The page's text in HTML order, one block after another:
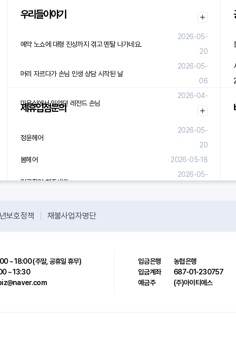
우리들이야기
예약 노쇼에 대형 진상까지 겪고 멘탈 나가네요.
2026-05-
20
머리 자르다가 손님 인생 상담 시작된 날
2026-05-
06
미용실에서 있었던 레전드 손님
2026-04-
29
제휴입점문의
정윤헤어
2026-05-
20
봄헤어
2026-05-18
입금확인 해주세요.
2026-05-
보호정책 채불사업자명단
~ 18:00 (주말, 공휴일 휴무)
~ 13:30
입금은행
농협은행
입금계좌
687-01-230757
예금주
(주)아이티에스